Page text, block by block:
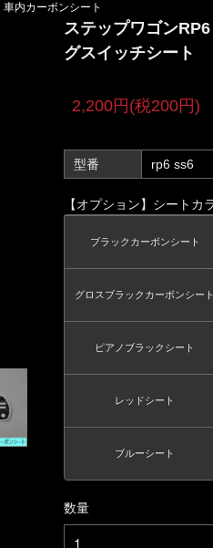
車内カーボンシート
ステップワゴン
グスイッチシート
2,200円(税200円)
型番 rp6 ss6
【オプション】シートカ
ブラックカーボンシート
グロスブラックカーボンシート
ピアノブラックシート
レッドシート
ブルーシート
数量